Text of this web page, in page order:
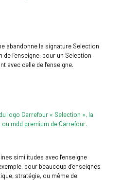
abandonne la signature Selection
l’enseigne, pour un Selection
avec celle de l’enseigne.
similitudes avec l’enseigne
pour beaucoup d’enseignes
stratégie, ou même de